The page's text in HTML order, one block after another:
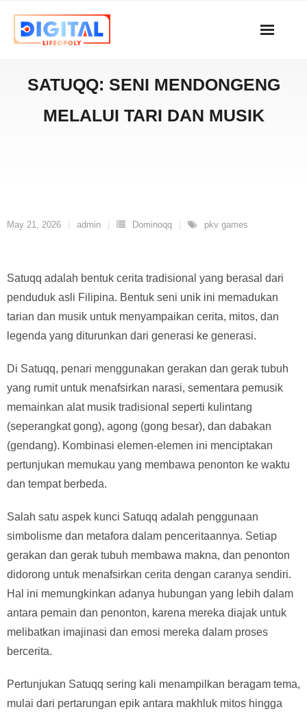
content
SATUQQ: SENI MENDONGENG
MELALUI TARI DAN MUSIK
May 21, 2026 admin Dominoqq pkv games
Satuqq adalah bentuk cerita tradisional yang berasal dari
penduduk asli Filipina. Bentuk seni unik ini memadukan
tarian dan musik untuk menyampaikan cerita, mitos, dan
legenda yang diturunkan dari generasi ke generasi.
Di Satuqq, penari menggunakan gerakan dan gerak tubuh
yang rumit untuk menafsirkan narasi, sementara pemusik
memainkan alat musik tradisional seperti kulintang
(seperangkat gong), agong (gong besar), dan dabakan
(gendang). Kombinasi elemen-elemen ini menciptakan
pertunjukan memukau yang membawa penonton ke waktu
dan tempat berbeda.
Salah satu aspek kunci Satuqq adalah penggunaan
simbolisme dan metafora dalam penceritaannya. Setiap
gerakan dan gerak tubuh membawa makna, dan penonton
didorong untuk menafsirkan cerita dengan caranya sendiri.
Hal ini memungkinkan adanya hubungan yang lebih dalam
antara pemain dan penonton, karena mereka diajak untuk
melibatkan imajinasi dan emosi mereka dalam proses
bercerita.
Pertunjukan Satuqq sering kali menampilkan beragam tema,
mulai dari pertarungan epik antara makhluk mitos hingga